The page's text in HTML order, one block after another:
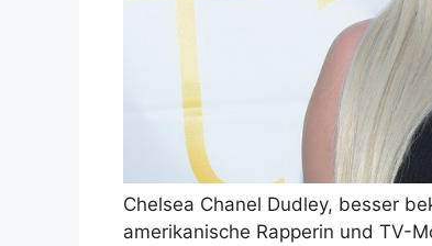
Chelsea Chanel Dudley, besser
amerikanische Rapperin und TV-